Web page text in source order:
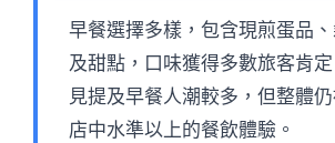
早餐選擇多樣，包含現煎蛋品
及甜點，口味獲得多數旅客肯
見提及早餐人潮較多，但整體
店中水準以上的餐飲體驗。